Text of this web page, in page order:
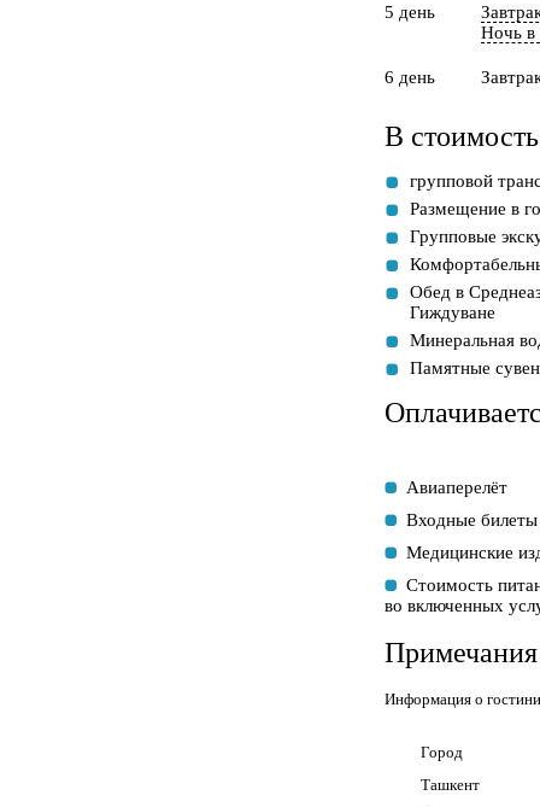
5 день
Ночь в
6 день
В
групповой
Размещение в
Групповые
Обед в
Гиждуване
Минеральная
Памятные
Авиаперелёт
Входные билеты
Медицинские
Стоимость
во включенных
Примечания
Информация о
Город
Ташкент